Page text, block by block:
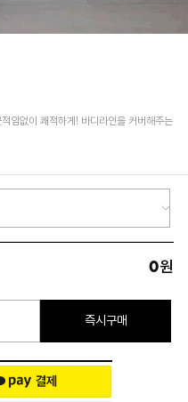
임없이 쾌적하게! 바디라인을 커버해주는
0원
즉시구매